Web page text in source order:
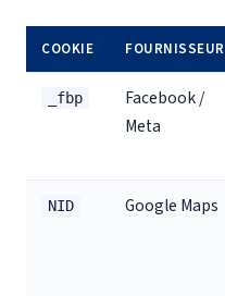
COOKIE FOURNISSEUR
_fbp
Facebook /
Meta
NID Google Maps